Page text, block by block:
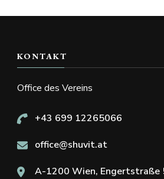
KONTAKT
Office des Vereins
+43 699 12265066
office@shuvit.at
A-1200 Wien, Engertstraße